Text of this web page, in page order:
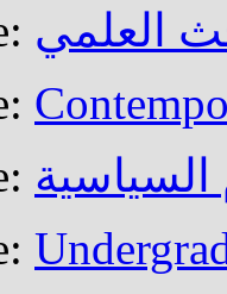
العلمي
السياسية